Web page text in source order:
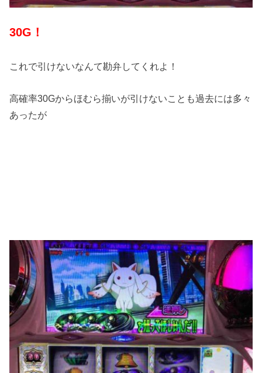
30G！
これで引けないなんて勘弁してくれよ！
高確率30Gからほむら揃いが引けないことも過去には多々
あったが